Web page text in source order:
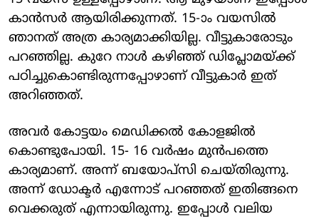
കാൻസർ ആയിരിക്കുന്നത്. 15-ാം വയസില്‍
ഞാനത് അത്ര കാര്യമാക്കിയില്ല. വീട്ടുകാരോടും
പറഞ്ഞില്ല. കുറേ നാൾ കഴിഞ്ഞ് ഡിപ്ലോമയ്ക്ക്
പഠിച്ചുകൊണ്ടിരുന്നപ്പോഴാണ് വീട്ടുകാര്‍ ഇത്
അറിഞ്ഞത്.
അവര്‍ കോട്ടയം മെഡിക്കൽ കോളജിൽ
കൊണ്ടുപോയി. 15- 16 വർഷം മുന്‍പത്തെ
കാര്യമാണ്. അന്ന് ബയോപ്സി ചെയ്തിരുന്നു.
അന്ന് ഡോക്ടർ എന്നോട് പറഞ്ഞത് ഇതിങ്ങനെ
വെക്കരുത് എന്നായിരുന്നു. ഇപ്പോള്‍ വലിയ